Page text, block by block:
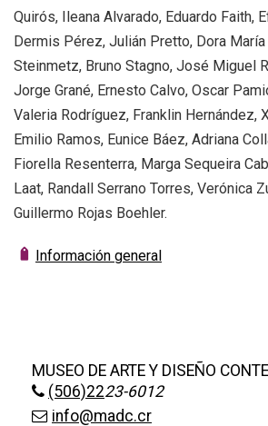
Quirós, Ileana Alvarado, Eduardo Faith,
Dermis Pérez, Julián Pretto, Dora
Steinmetz, Bruno Stagno, José Miguel
Jorge Grané, Ernesto Calvo, Oscar
Valeria Rodríguez, Franklin Hernández,
Emilio Ramos, Eunice Báez, Adriana
Fiorella Resenterra, Marga Sequeira
Laat, Randall Serrano Torres, Verónica
Guillermo Rojas Boehler.
Información general
MUSEO DE ARTE Y DISEÑO
(506)2223-6012
info@madc.cr